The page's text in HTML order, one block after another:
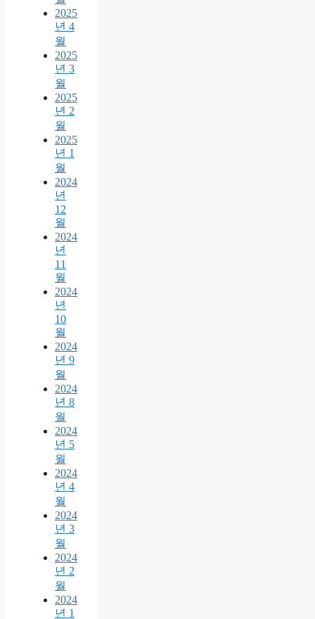
2025
년 4
월
2025
년 3
월
2025
년 2
월
2025
년 1
월
2024
년
12
월
2024
년
11
월
2024
년
10
월
2024
년 9
월
2024
년 8
월
2024
년 5
월
2024
년 4
월
2024
년 3
월
2024
년 2
월
2024
년 1